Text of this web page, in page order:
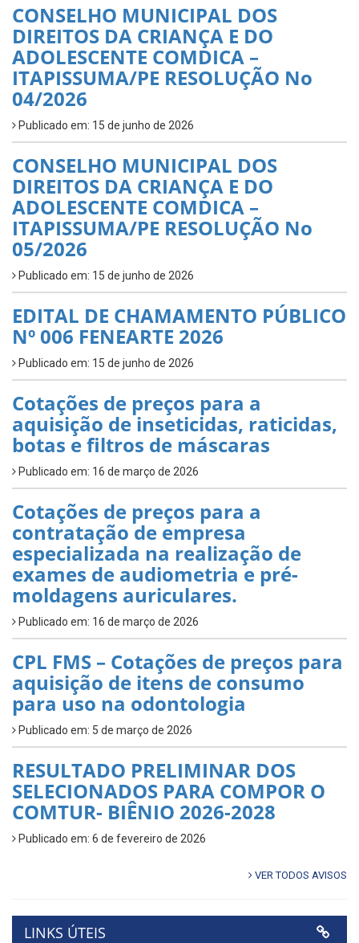
CONSELHO MUNICIPAL DOS
DIREITOS DA CRIANÇA E DO
ADOLESCENTE COMDICA –
ITAPISSUMA/PE RESOLUÇÃO No
04/2026
Publicado em: 15 de junho de 2026
CONSELHO MUNICIPAL DOS
DIREITOS DA CRIANÇA E DO
ADOLESCENTE COMDICA –
ITAPISSUMA/PE RESOLUÇÃO No
05/2026
Publicado em: 15 de junho de 2026
EDITAL DE CHAMAMENTO PÚBLICO
Nº 006 FENEARTE 2026
Publicado em: 15 de junho de 2026
Cotações de preços para a
aquisição de inseticidas, raticidas,
botas e filtros de máscaras
Publicado em: 16 de março de 2026
Cotações de preços para a
contratação de empresa
especializada na realização de
exames de audiometria e pré-
moldagens auriculares.
Publicado em: 16 de março de 2026
CPL FMS – Cotações de preços para
aquisição de itens de consumo
para uso na odontologia
Publicado em: 5 de março de 2026
RESULTADO PRELIMINAR DOS
SELECIONADOS PARA COMPOR O
COMTUR- BIÊNIO 2026-2028
Publicado em: 6 de fevereiro de 2026
VER TODOS AVISOS
LINKS ÚTEIS